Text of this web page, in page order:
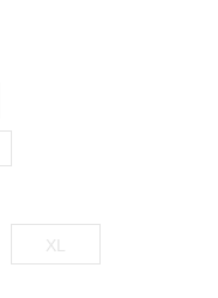
XL